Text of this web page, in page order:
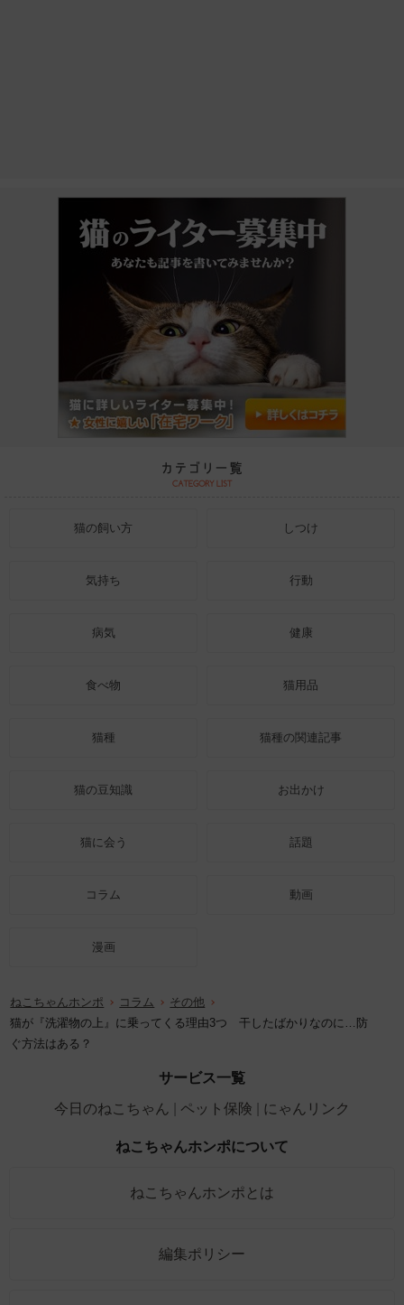
猫の飼い方 しつけ
気持ち 行動
病気 健康
食べ物 猫用品
猫種 猫種の関連記事
猫の豆知識 お出かけ
猫に会う 話題
コラム 動画
漫画
ねこちゃんホンポ コラム
その他
猫が『洗濯物の上』に乗ってくる理由3つ 干したばかりなのに…防
ぐ方法はある？
サービス一覧
今日のねこちゃん
ペット保険 にゃんリンク
ねこちゃんホンポについて
ねこちゃんホンポとは
編集ポリシー